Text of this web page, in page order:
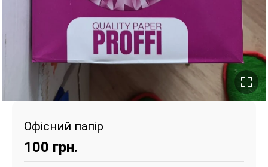
Офісний папір
100 грн.